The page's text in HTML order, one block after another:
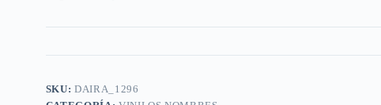
SKU:DAIRA_1296